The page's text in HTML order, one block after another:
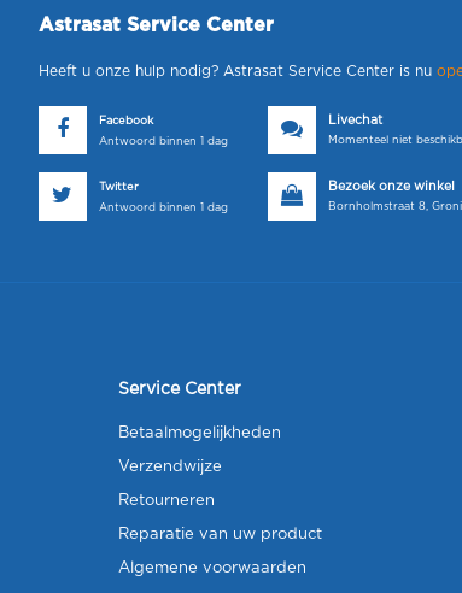
Astrasat Service Center
Heeft u onze hulp nodig? Astrasat Service Center is nu
Facebook
Antwoord binnen 1 dag
Livechat
Momenteel niet
Twitter
Antwoord binnen 1 dag
Bezoek onze winkel
Bornholmstraat 8,
Service Center
Betaalmogelijkheden
Verzendwijze
Retourneren
Reparatie van uw product
Algemene voorwaarden